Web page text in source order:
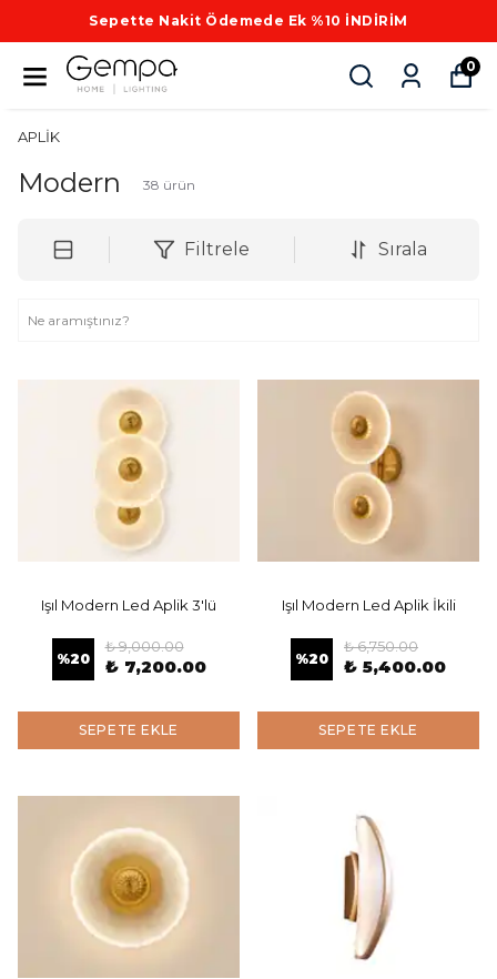
Sepette Nakit Ödemede Ek %10 İNDİRİM
0
APLİK
Modern 38 ürün
Filtrele Sırala
Işıl Modern Led Aplik 3'lü
%20
₺ 9,000.00
₺ 7,200.00
SEPETE EKLE
Işıl Modern Led Aplik İkili
%20
₺ 6,750.00
₺ 5,400.00
SEPETE EKLE